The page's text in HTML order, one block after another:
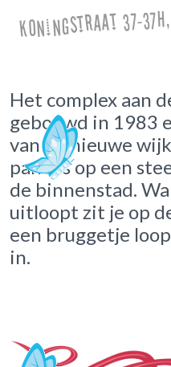
Koningstraat 37-
Het complex aan
gebouwd in 1983
van de nieuwe
pand is op een
de binnenstad.
uitloopt zit je op
een bruggetje
in.